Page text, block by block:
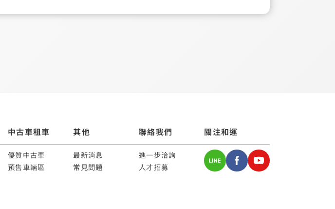
中古車租車
優質中古車
預售車輛區
其他
最新消息
常見問題
聯絡我們
進一步洽詢
人才招募
關注和運